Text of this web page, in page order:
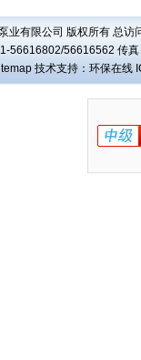
业有限公司 版权所有 总访
56616802/56616562 传
技术支持：环保在线